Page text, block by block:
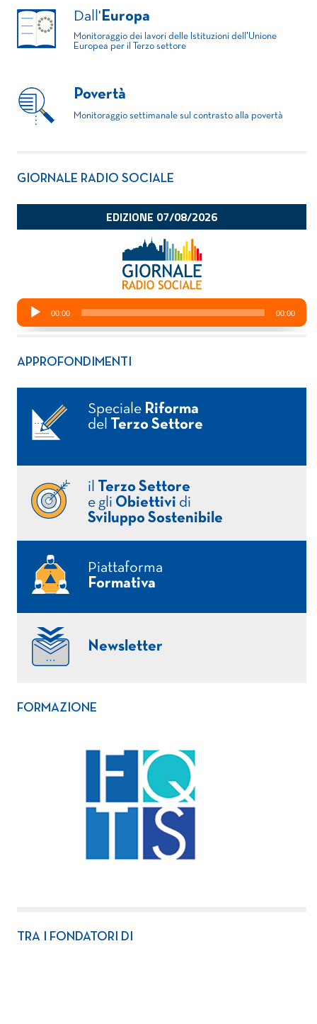
Dall' Europa
Monitoraggio dei lavori delle Istituzioni dell'Unione
Europea per il Terzo settore
Povertà
Monitoraggio settimanale sul contrasto alla povertà
GIORNALE RADIO SOCIALE
APPROFONDIMENTI
Speciale Riforma
del
Terzo Settore
il
Terzo Settore
e gli Obiettivi di
Sviluppo Sostenibile
Piattaforma
Formativa
Newsletter
FORMAZIONE
TRA I FONDATORI DI